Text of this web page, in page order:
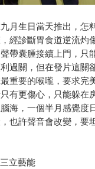
月生日當天推出，怎
經診斷胃食道逆流灼
帶囊腫接續上門，只
過關，但在發片這關
重要的喉嚨，要求完
有更傷心，只能躲在
海，一個半月感覺度
也許聲音會改變，要
藝能